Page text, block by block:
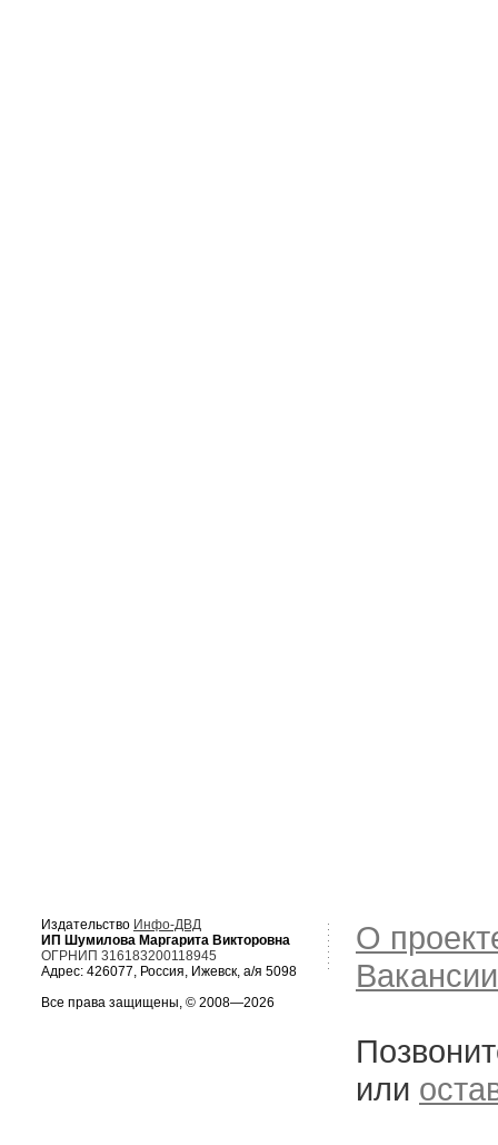
Издательство Инфо-ДВД
ИП Шумилова Маргарита Викторовна
ОГРНИП 316183200118945
Адрес: 426077, Россия, Ижевск, а/я 5098
Все права защищены, © 2008—2026
О
Вакансии
или